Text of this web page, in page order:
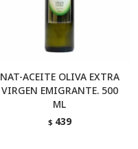
NAT-ACEITE OLIVA EXTRA
VIRGEN EMIGRANTE. 500
ML
$ 439